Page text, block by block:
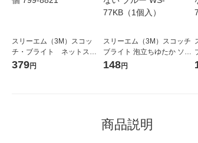
スリーエム（3M）スコッ
チ・ブライト ネットスポ
ンジＮｏ．９４００ ピン
379円
スリーエム（3M）スコッチ
ブライト 泡立ちゆたか ソフ
トスポンジ 抗菌 キッチン キ
148円
商品説明